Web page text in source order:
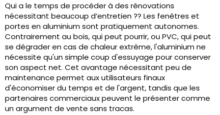
Qui a le temps de procéder à des rénovations
nécessitant beaucoup d’entretien ?? Les fenêtres et
portes en aluminium sont pratiquement autonomes.
Contrairement au bois, qui peut pourrir, ou PVC, qui peut
se dégrader en cas de chaleur extrême, l'aluminium ne
nécessite qu'un simple coup d'essuyage pour conserver
son aspect net. Cet avantage nécessitant peu de
maintenance permet aux utilisateurs finaux
d'économiser du temps et de l'argent, tandis que les
partenaires commerciaux peuvent le présenter comme
un argument de vente sans tracas.